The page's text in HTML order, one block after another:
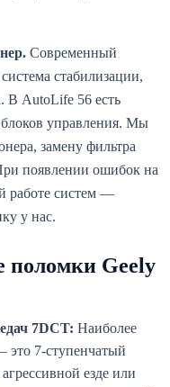
Современный
стабилизации,
В AutoLife 56 есть
блоков управления. Мы
замену фильтра
появлении ошибок на
работе систем —
у нас.
поломки Geely
7DCT: Наиболее
это 7-ступенчатый
езде или